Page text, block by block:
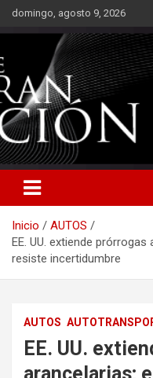
Saltardomingo, agosto 9, 2026
Inicio
AUTOS
EE. UU. extiende
resiste incertidumbre
AUTOS
EE. UU.